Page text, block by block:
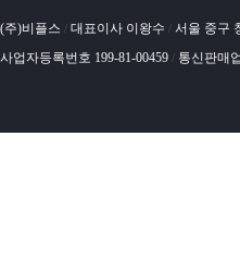
(주)비플스 / 대표이사 이왕수 / 서울 중구
사업자등록번호 199-81-00459 / 통신판매